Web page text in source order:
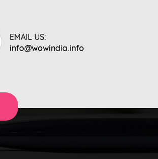
EMAIL US:
info@wowindia.info